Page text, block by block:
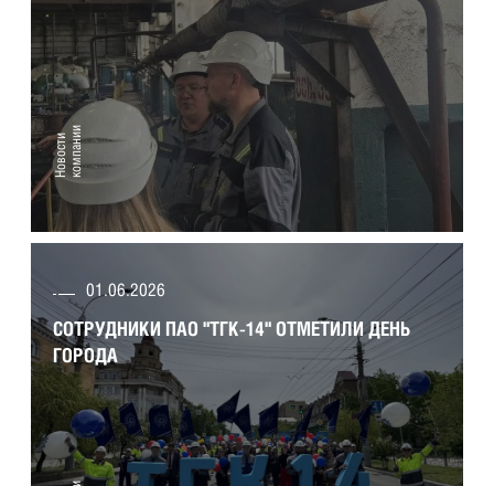
Н
о
в
о
с
т
и
к
о
м
п
а
н
ии
Сотрудники ПАО "ТГК-14" отметили День
города
01.06.2026
СОТРУДНИКИ ПАО "ТГК-14" ОТМЕТИЛИ ДЕНЬ
ГОРОДА